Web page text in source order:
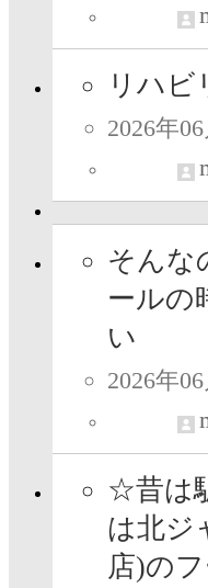
リハビ
2026年
そんな
ールの
い
2026年
☆昔は
は北ジ
店)の